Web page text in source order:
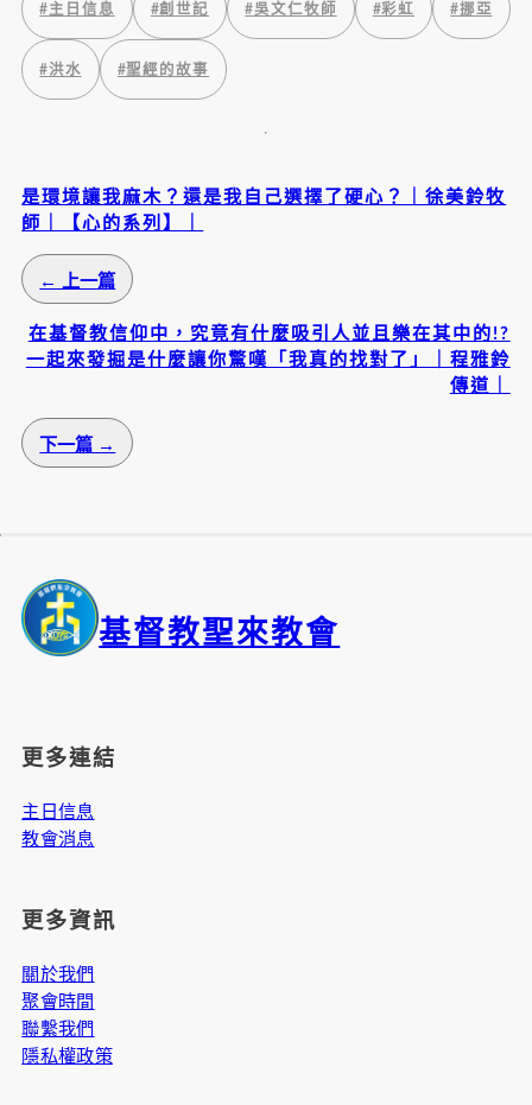
#主日信息 #創世記 #吳文仁牧師 #彩虹 #挪亞
#洪水 #聖經的故事
是環境讓我麻木？還是我自己選擇了硬心？｜徐美鈴牧
師｜【心的系列】｜
← 上一篇
在基督教信仰中，究竟有什麼吸引人並且樂在其中的!?
一起來發掘是什麼讓你驚嘆「我真的找對了」｜程雅鈴
傳道｜
下一篇 →
基督教聖來教會
更多連結
主日信息
教會消息
更多資訊
關於我們
聚會時間
聯繫我們
隱私權政策